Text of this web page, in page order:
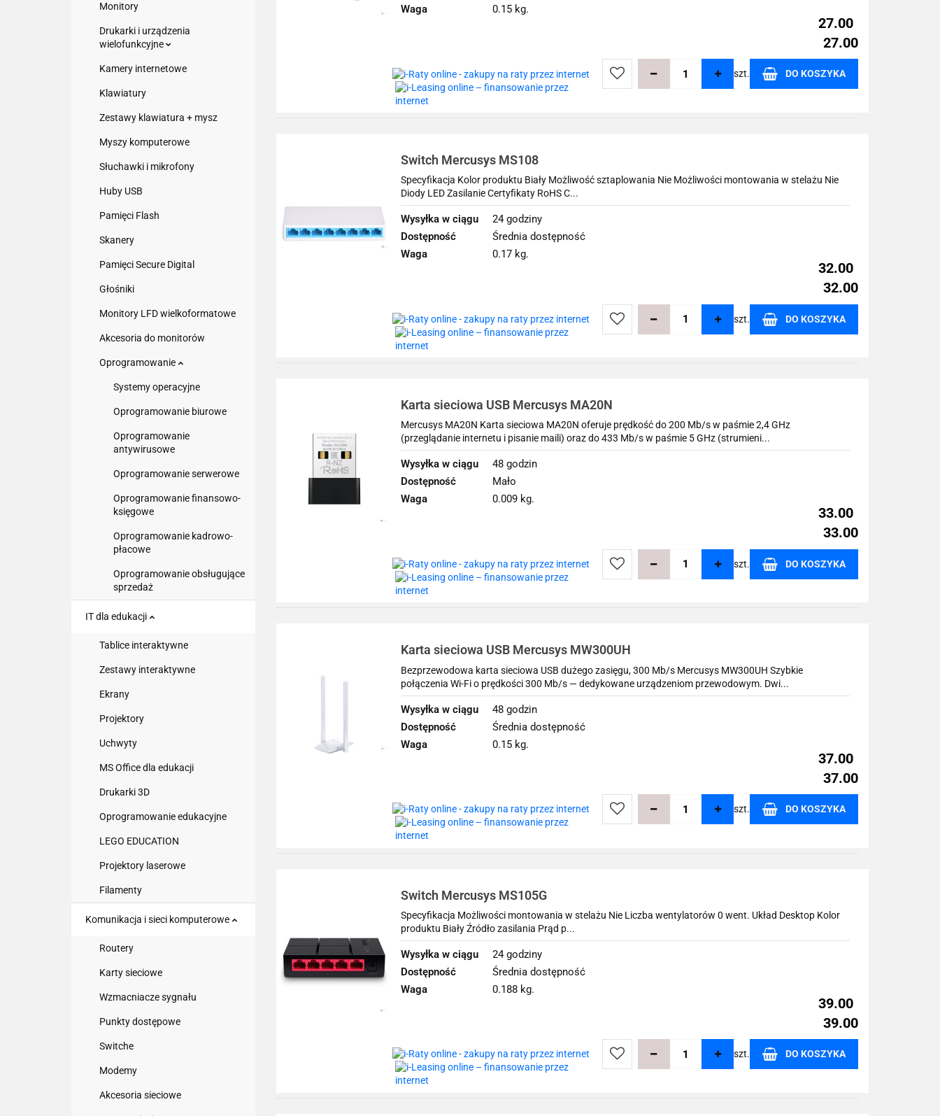
Monitory
Drukarki i urządzenia
wielofunkcyjne
Kamery internetowe
Klawiatury
Zestawy klawiatura + mysz
Myszy komputerowe
Słuchawki i mikrofony
Huby USB
Pamięci Flash
Skanery
Pamięci Secure Digital
Głośniki
Monitory LFD wielkoformatowe
Akcesoria do monitorów
Oprogramowanie
Systemy operacyjne
Oprogramowanie biurowe
Oprogramowanie
antywirusowe
Oprogramowanie serwerowe
Oprogramowanie finansowo-
księgowe
Oprogramowanie kadrowo-
płacowe
Oprogramowanie obsługujące
sprzedaż
IT dla edukacji
Tablice interaktywne
Zestawy interaktywne
Ekrany
Projektory
Uchwyty
MS Office dla edukacji
Drukarki 3D
Oprogramowanie edukacyjne
LEGO EDUCATION
Projektory laserowe
Filamenty
Komunikacja i sieci komputerowe
Routery
Karty sieciowe
Wzmacniacze sygnału
Punkty dostępowe
Switche
Modemy
Akcesoria sieciowe
Waga
0.15 kg.
27.00
27.00
szt. DO KOSZYKA
Switch Mercusys MS108
Specyfikacja Kolor produktu Biały Możliwość sztaplowania Nie Możliwości montowania w stelażu Nie
Diody LED Zasilanie Certyfikaty RoHS C...
Wysyłka w ciągu
24 godziny
Dostępność
Średnia dostępność
Waga
0.17 kg.
32.00
32.00
szt. DO KOSZYKA
Karta sieciowa USB Mercusys MA20N
Mercusys MA20N Karta sieciowa MA20N oferuje prędkość do 200 Mb/s w paśmie 2,4 GHz
(przeglądanie internetu i pisanie maili) oraz do 433 Mb/s w paśmie 5 GHz (strumieni...
Wysyłka w ciągu
48 godzin
Dostępność
Mało
Waga
0.009 kg.
33.00
33.00
szt. DO KOSZYKA
Karta sieciowa USB Mercusys MW300UH
Bezprzewodowa karta sieciowa USB dużego zasięgu, 300 Mb/s Mercusys MW300UH Szybkie
połączenia Wi-Fi o prędkości 300 Mb/s — dedykowane urządzeniom przewodowym. Dwi...
Wysyłka w ciągu
48 godzin
Dostępność
Średnia dostępność
Waga
0.15 kg.
37.00
37.00
szt. DO KOSZYKA
Switch Mercusys MS105G
Specyfikacja Możliwości montowania w stelażu Nie Liczba wentylatorów 0 went. Układ Desktop Kolor
produktu Biały Źródło zasilania Prąd p...
Wysyłka w ciągu
24 godziny
Dostępność
Średnia dostępność
Waga
0.188 kg.
39.00
39.00
szt. DO KOSZYKA